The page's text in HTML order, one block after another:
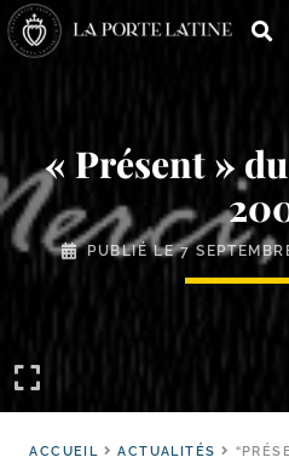
« Présent »
PUBLIÉ LE7
ACCUEIL ACTUALITÉS